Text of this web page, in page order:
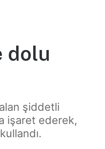
dolu
şiddetli
işaret ederek,